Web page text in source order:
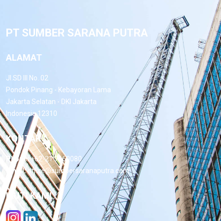
PT SUMBER SARANA PUTRA
ALAMAT
Jl.SD III No. 02
Pondok Pinang - Kebayoran Lama
Jakarta Selatan - DKI Jakarta
Indonesia 12310
KONTAK
Phone: +62-21 7660080
Email:office@sumbersaranaputra.com
IKUTI KAMI